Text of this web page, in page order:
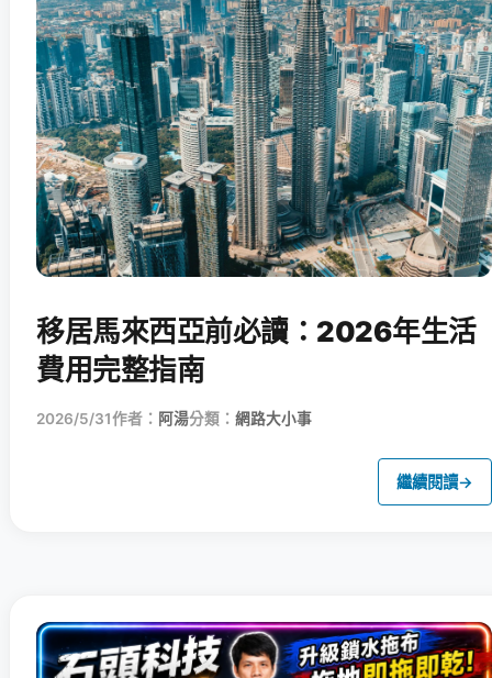
移居馬來西亞前必讀：2026年生活
費用完整指南
2026/5/31作者： 阿湯分類： 網路大小事
繼續閱讀→